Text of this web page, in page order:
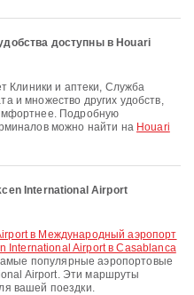
доступны в Houari
и множество других удобств,
Подробную
можно найти на Houari
International Airport
International Airport в Casablanca
популярные аэропортовые
Airport. Эти маршруты
вашей поездки.